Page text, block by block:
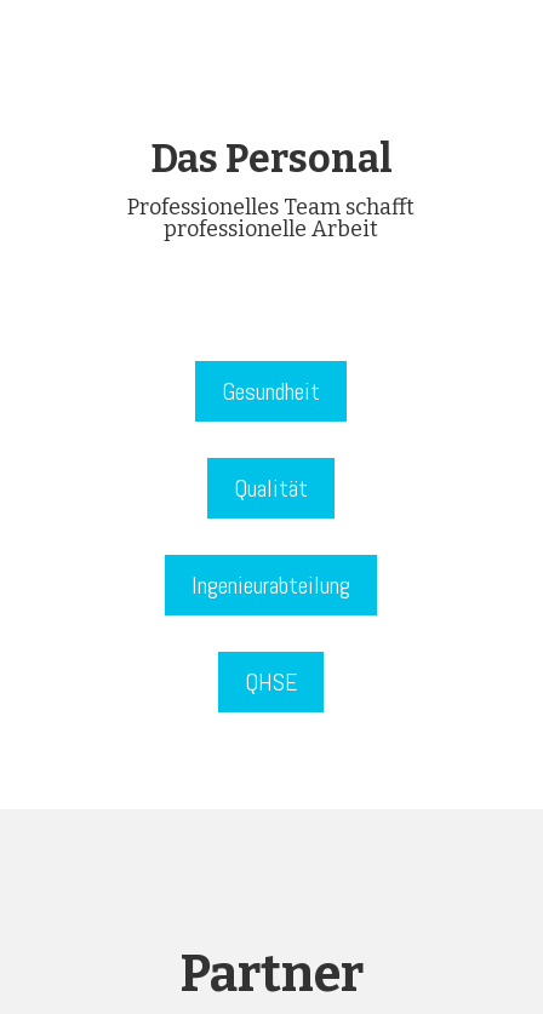
Das Personal
Professionelles Team schafft
professionelle Arbeit
Gesundheit
Qualität
Ingenieurabteilung
QHSE
Partner